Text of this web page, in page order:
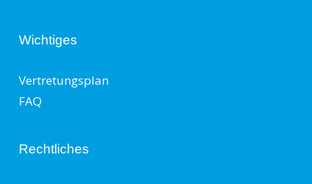
Wichtiges
Vertretungsplan
FAQ
Rechtliches